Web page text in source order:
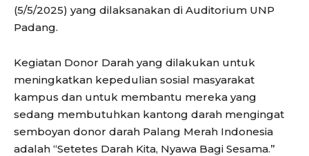
(5/5/2025) yang dilaksanakan di Auditorium UNP
Padang.
Kegiatan Donor Darah yang dilakukan untuk
meningkatkan kepedulian sosial masyarakat
kampus dan untuk membantu mereka yang
sedang membutuhkan kantong darah mengingat
semboyan donor darah Palang Merah Indonesia
adalah “Setetes Darah Kita, Nyawa Bagi Sesama.”